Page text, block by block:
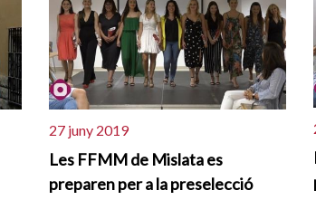
27 juny 2019
Les FFMM de Mislata es
preparen per a la preselecció